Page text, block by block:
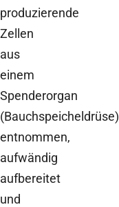
produzierende
Zellen
aus
einem
Spenderorgan
(Bauchspeicheldrüse)
entnommen,
aufwändig
aufbereitet
und